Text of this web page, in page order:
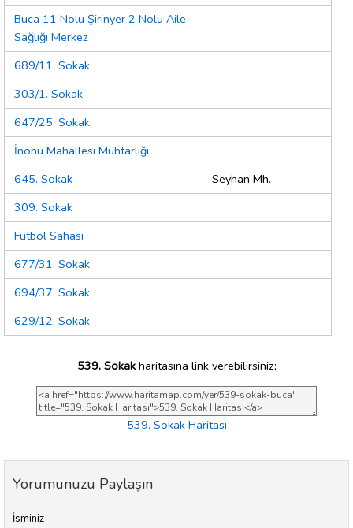
Buca 11 Nolu Şirinyer 2 Nolu Aile
Sağlığı Merkez
689/11. Sokak
303/1. Sokak
647/25. Sokak
İnönü Mahallesi Muhtarlığı
645. Sokak
Seyhan Mh.
309. Sokak
Futbol Sahası
677/31. Sokak
694/37. Sokak
629/12. Sokak
539. Sokakharitasına link verebilirsiniz;
539. Sokak Haritası
Yorumunuzu Paylaşın
İsminiz